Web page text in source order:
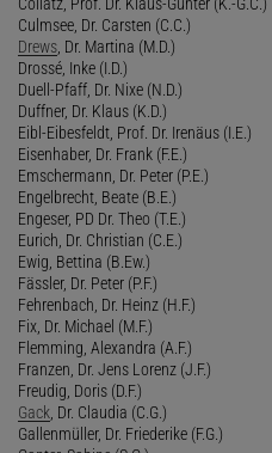
Culmsee, Dr. Carsten (C.C.)
Drews , Dr. Martina (M.D.)
Drossé, Inke (I.D.)
Duell-Pfaff, Dr. Nixe (N.D.)
Duffner, Dr. Klaus (K.D.)
Eibl-Eibesfeldt, Prof. Dr. Irenäus (I.E.)
Eisenhaber, Dr. Frank (F.E.)
Emschermann, Dr. Peter (P.E.)
Engelbrecht, Beate (B.E.)
Engeser, PD Dr. Theo (T.E.)
Eurich, Dr. Christian (C.E.)
Ewig, Bettina (B.Ew.)
Fässler, Dr. Peter (P.F.)
Fehrenbach, Dr. Heinz (H.F.)
Fix, Dr. Michael (M.F.)
Flemming, Alexandra (A.F.)
Franzen, Dr. Jens Lorenz (J.F.)
Freudig, Doris (D.F.)
Gack , Dr. Claudia (C.G.)
Gallenmüller, Dr. Friederike (F.G.)